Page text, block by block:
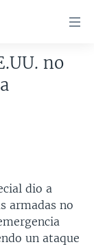
no
dio a
armadas no
un ataque